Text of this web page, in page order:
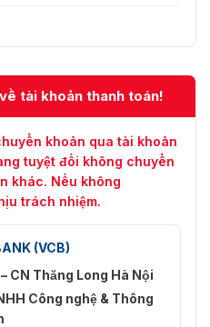
tài khoản thanh toán!
khoản qua tài khoản
tuyệt đối không chuyển
khác. Nếu không
trách nhiệm.
(VCB)
CN Thăng Long Hà Nội
Công nghệ & Thông